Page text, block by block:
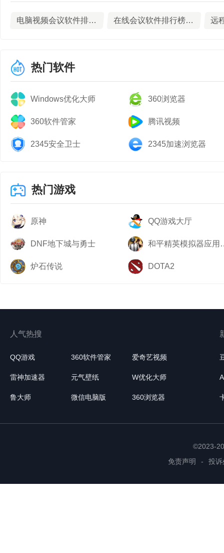
电脑视频会议软件排行榜TOP10 在线会议软件排行榜TOP10下载
热门软件
Windows优化大师 360浏览器
360软件管家 腾讯视频
2345安全卫士 2345加速浏览器
热门游戏
原神 QQ游戏大厅
DNF地下城与勇士 和平
炉石传说 DOTA2
人气热搜
QQ游戏 360软件管家 爱奇艺视频
雷神加速器 元气壁纸 W优化大师
鲁大师 微信电脑版 360浏览器
©2023-
免责声明
- 投诉